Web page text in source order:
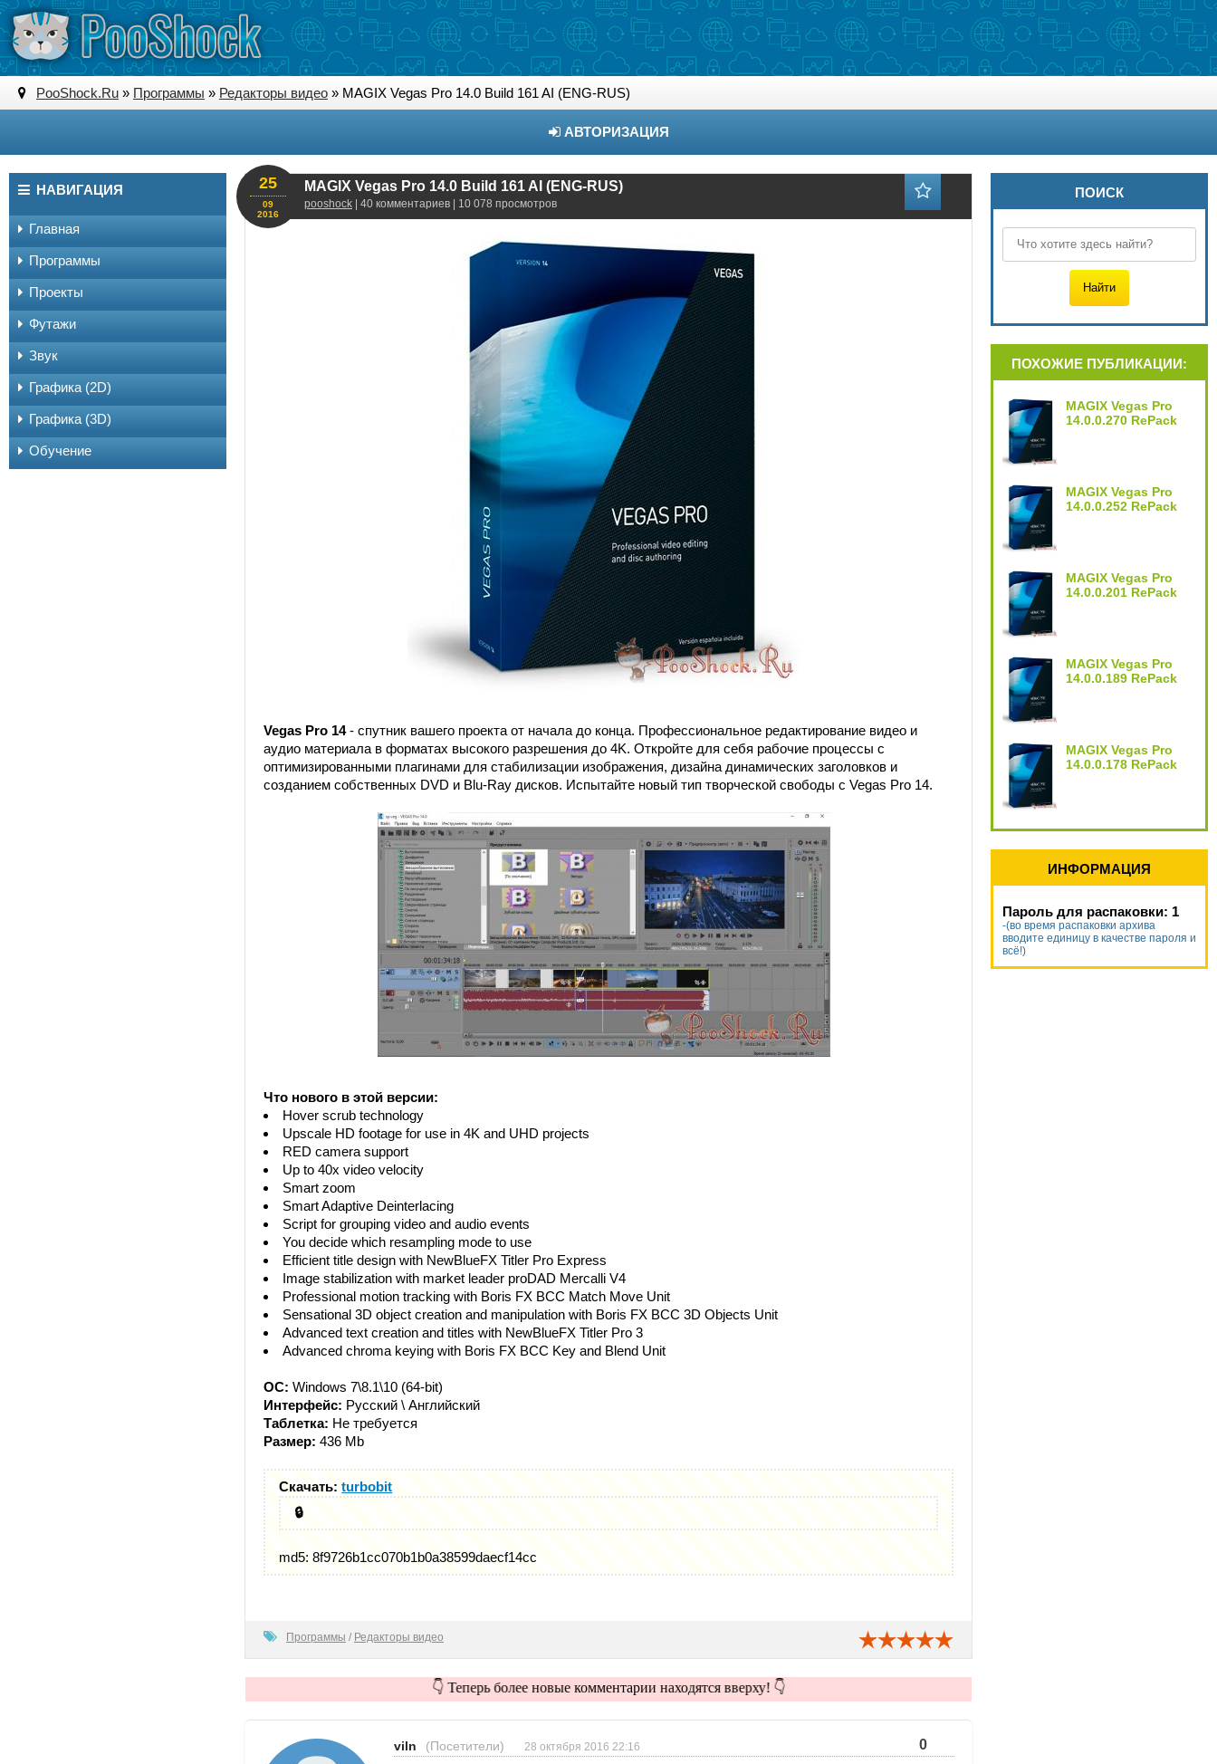
PooShock.Ru » Программы » Редакторы видео » MAGIX Vegas Pro 14.0 Build 161 AI (ENG-RUS)
АВТОРИЗАЦИЯ
MAGIX Vegas Pro 14.0 Build 161 AI (ENG-RUS)
pooshock | 40 комментариев | 10 078 просмотров
25
09
2016
Vegas Pro 14- спутник вашего проекта от начала до конца. Профессиональное редактирование видео и
аудио материала в форматах высокого разрешения до 4K. Откройте для себя рабочие процессы с
оптимизированными плагинами для стабилизации изображения, дизайна динамических заголовков и
созданием собственных DVD и Blu-Ray дисков. Испытайте новый тип творческой свободы с Vegas Pro 14.
Что нового в этой версии:
Hover scrub technology
Upscale HD footage for use in 4K and UHD projects
RED camera support
Up to 40x video velocity
Smart zoom
Smart Adaptive Deinterlacing
Script for grouping video and audio events
You decide which resampling mode to use
Efficient title design with NewBlueFX Titler Pro Express
Image stabilization with market leader proDAD Mercalli V4
Professional motion tracking with Boris FX BCC Match Move Unit
Sensational 3D object creation and manipulation with Boris FX BCC 3D Objects Unit
Advanced text creation and titles with NewBlueFX Titler Pro 3
Advanced chroma keying with Boris FX BCC Key and Blend Unit
ОС: Windows 7\8.1\10 (64-bit)
Интерфейс: Русский \ Английский
Таблетка: Не требуется
Размер: 436 Mb
Скачать:turbobit
🔒
md5: 8f9726b1cc070b1b0a38599daecf14cc
Программы / Редакторы видео
👇 Теперь более новые комментарии находятся вверху! 👇
viln (Посетители) 28 октября 2016 22:16 0
НАВИГАЦИЯ
Главная
Программы
Проекты
Футажи
Звук
Графика (2D)
Графика (3D)
Обучение
ПОИСК
ПОХОЖИЕ ПУБЛИКАЦИИ:
MAGIX Vegas Pro
14.0.0.270 RePack
MAGIX Vegas Pro
14.0.0.252 RePack
MAGIX Vegas Pro
14.0.0.201 RePack
MAGIX Vegas Pro
14.0.0.189 RePack
MAGIX Vegas Pro
14.0.0.178 RePack
ИНФОРМАЦИЯ
Пароль для распаковки: 1
-(во время распаковки архива
вводите единицу в качестве пароля и
всё!)